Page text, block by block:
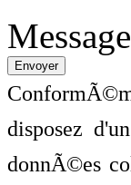
Message
disposez
donnÃ©es